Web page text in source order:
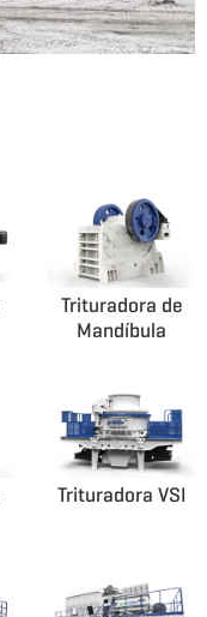
Trituradora de
Mandíbula
Trituradora VSI